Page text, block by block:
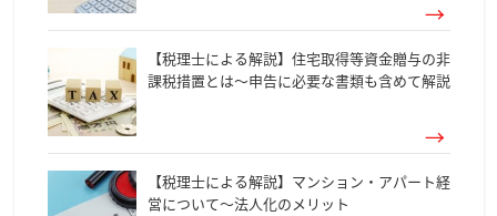
【税理士による解説】住宅取得等資金贈与の非
課税措置とは～申告に必要な書類も含めて解説
【税理士による解説】マンション・アパート経
営について～法人化のメリット